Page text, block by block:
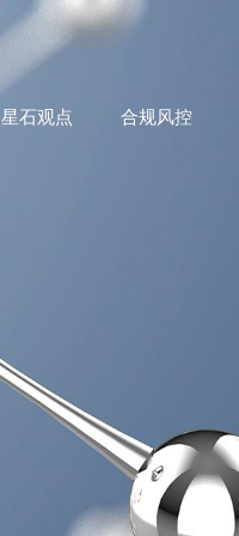
星石观点 合规风控